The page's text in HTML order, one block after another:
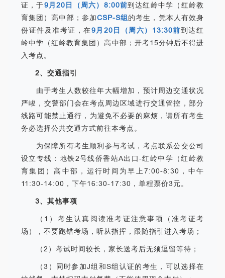
证，于9月20日（周六）8:00前到达红岭中学（红岭教
育集团）高中部；参加CSP-S组的考生，凭本人有效身
份证件及准考证，在9月20日（周六）13:30前到达红
岭中学（红岭教育集团）高中部；开考15分钟后不得进
入考点。
2、交通指引
由于考生人数较往年大幅增加，预计周边交通状况
严峻，交警部门会在考点周边区域进行交通管控，部分
线路可能禁止通行，为避免不必要的麻烦，请所有考生
务必选择公共交通方式前往本考点。
为保障所有考生顺利参与考试，考点联系公交公司
设立专线：地铁2号线侨香站A出口-红岭中学（红岭教
育集团）高中部，运行时间为早上7:00-8:30，中午
11:30-14:00，下午16:30-17:30，单程票价3元。
3、其他事项
（1）考生认真阅读准考证注意事项（准考证考
场），不要跑错考场，听从指挥，跟随指引进入考场；
（2）考试时间较长，家长送考后无须逗留等待；
（3）同时参加J组和S组认证的考生，可以选择在